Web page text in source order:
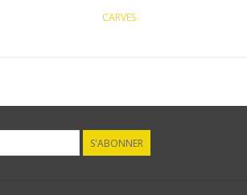
CARVES
S'ABONNER